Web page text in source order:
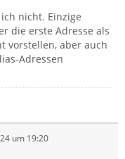
nicht. Einzige
die erste Adresse als
vorstellen, aber auch
Adressen
um 19:20